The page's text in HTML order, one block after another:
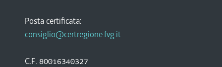
Posta certificata:
consiglio@certregione.fvg.it
C.F. 80016340327